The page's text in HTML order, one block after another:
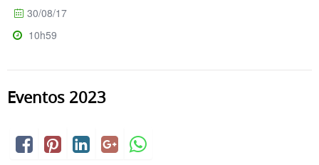
30/08/17
10h59
Eventos 2023